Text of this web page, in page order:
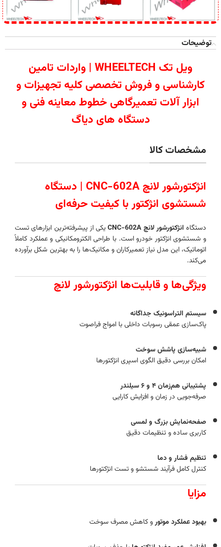
توضیحات
ویل تک WHEELTECH | واردات تامین
کارشناسی و فروش تخصصی کلیه تجهیزات و
ابزار آلات تعمیرگاهی خطوط معاینه فنی و
دستگاه های دیاگ
مشخصات کالا
انژکتورشور لانچ CNC-602A | دستگاه
شستشوی انژکتور با کیفیت حرفه‌ای
دستگاه انژکتورشور لانچ CNC-602A
یکی از پیشرفته‌ترین ابزارهای تست
و شستشوی انژکتور خودرو است. با طراحی الکترومکانیکی و عملکرد کاملاً
اتوماتیک، این مدل نیاز تعمیرکاران و مکانیک‌ها را به بهترین شکل برآورده
می‌کند.
ویژگی‌ها و قابلیت‌ها انژکتورشور لانچ
سیستم التراسونیک جداگانه
پاک‌سازی عمقی رسوبات داخلی با امواج فراصوت
شبیه‌سازی پاشش سوخت
امکان بررسی دقیق الگوی اسپری انژکتورها
پشتیبانی هم‌زمان ۴ و ۶ سیلندر
صرفه‌جویی در زمان و افزایش کارایی
صفحه‌نمایش بزرگ و لمسی
کاربری ساده و تنظیمات دقیق
تنظیم فشار و دما
کنترل کامل فرآیند شستشو و تست انژکتورها
مزایا
بهبود عملکرد موتورو کاهش مصرف سوخت